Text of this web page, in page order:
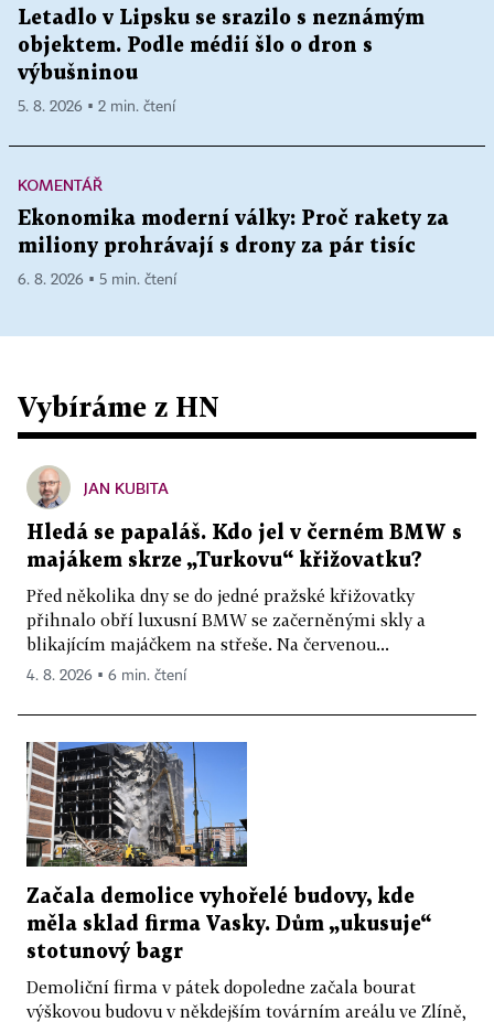
Letadlo v Lipsku se srazilo s neznámým
objektem. Podle médií šlo o dron s
výbušninou
5. 8. 2026 ▪ 2 min. čtení
KOMENTÁŘ
Ekonomika moderní války: Proč rakety za
miliony prohrávají s drony za pár tisíc
6. 8. 2026 ▪ 5 min. čtení
Vybíráme z HN
JAN KUBITA
Hledá se papaláš. Kdo jel v černém BMW s
majákem skrze „Turkovu“ křižovatku?
Před několika dny se do jedné pražské křižovatky
přihnalo obří luxusní BMW se začerněnými skly a
blikajícím majáčkem na střeše. Na červenou...
4. 8. 2026 ▪ 6 min. čtení
Začala demolice vyhořelé budovy, kde
měla sklad firma Vasky. Dům „ukusuje“
stotunový bagr
Demoliční firma v pátek dopoledne začala bourat
výškovou budovu v někdejším továrním areálu ve Zlíně,